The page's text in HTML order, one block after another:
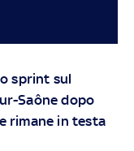
sprint sul
Saône dopo
rimane in testa